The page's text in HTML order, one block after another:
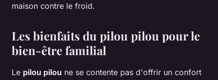
maison contre le froid.
Les bienfaits du pilou pilou pour le
bien-être familial
Le pilou pilou ne se contente pas d'offrir un confort